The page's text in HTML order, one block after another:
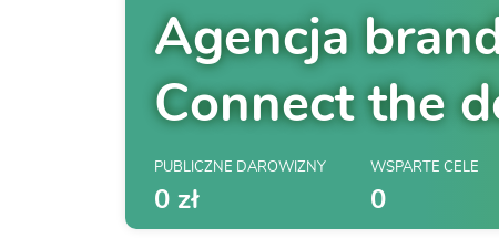
Agencja
Connect the
PUBLICZNE DAROWIZNY
0 zł
WSPARTE CELE
0